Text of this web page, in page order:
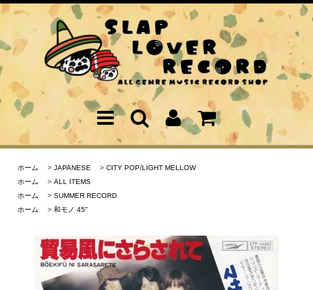
ホーム > JAPANESE > CITY POP/LIGHT MELLOW
ホーム
> ALL ITEMS
ホーム
> SUMMER RECORD
ホーム
> 和モノ 45"